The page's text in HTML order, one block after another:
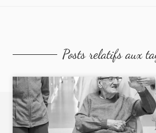
Posts relatifs aux